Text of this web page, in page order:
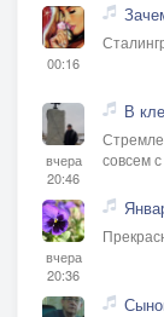
00:16
вчера
20:46
В
совсем
вчера
20:36